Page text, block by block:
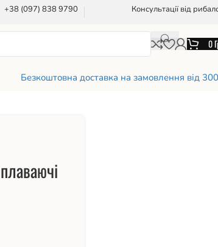
+38 (097) 838 9790 Консультації від
0
Безкоштовна доставка на замовлення від